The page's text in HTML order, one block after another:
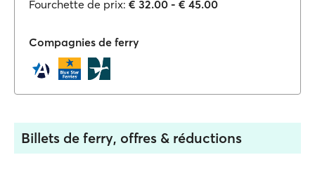
Fourchette de prix: € 32.00 - € 45.00
Compagnies de ferry
Billets de ferry, offres & réductions